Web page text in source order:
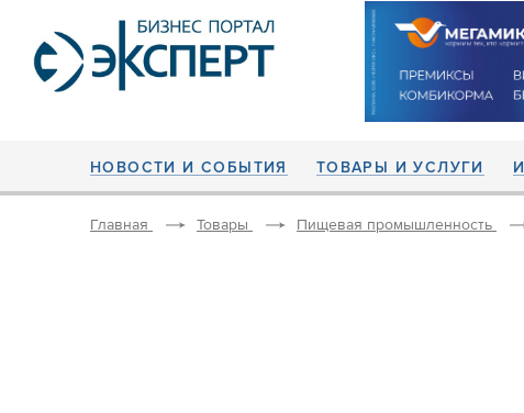
НОВОСТИ И СОБЫТИЯ ТОВАРЫ И УСЛУГИ
Главная Товары Пищевая промышленность